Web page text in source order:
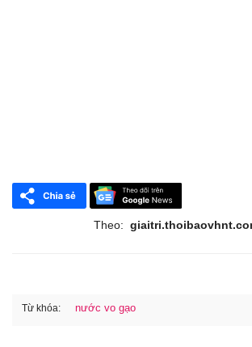
Theo:
Từ khóa: nước vo gạo